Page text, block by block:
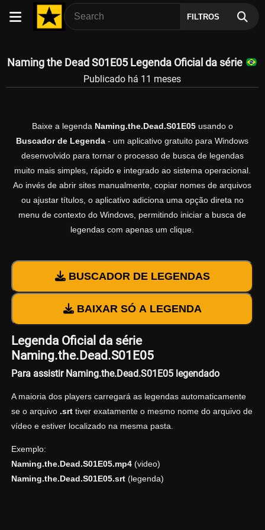
FILTROS
Naming the Dead S01E05 Legenda Oficial da série
Publicado há 11 meses
Baixe a legenda Naming.the.Dead.S01E05usando o
Buscador de Legenda - um aplicativo gratuito para Windows
desenvolvido para tornar o processo de busca de legendas
muito mais simples, rápido e integrado ao sistema operacional.
Ao invés de abrir sites manualmente, copiar nomes de arquivos
ou ajustar títulos, o aplicativo adiciona uma opção direta no
menu de contexto do Windows, permitindo iniciar a busca de
legendas com apenas um clique.
BUSCADOR DE LEGENDAS
BAIXAR SÓ A LEGENDA
Legenda Oficial da série
Naming.the.Dead.S01E05
Para assistir Naming.the.Dead.S01E05 legendado
A maioria dos players carregará as legendas automaticamente
se o arquivo .srttiver exatamente o mesmo nome do arquivo de
vídeo e estiver localizado na mesma pasta.
Exemplo:
Naming.the.Dead.S01E05.mp4(video)
Naming.the.Dead.S01E05.srt(legenda)